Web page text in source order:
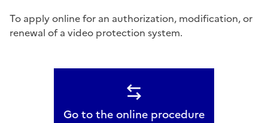
To apply online for an authorization, modification, or
renewal of a video protection system.
Go to the online procedure